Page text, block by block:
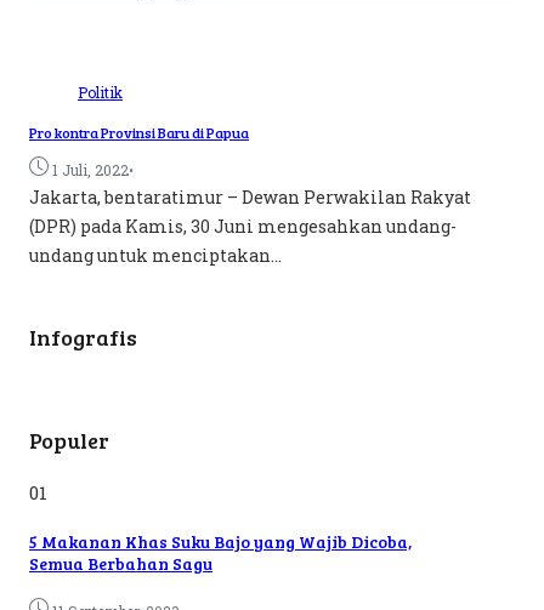
Politik
Pro kontra Provinsi Baru di Papua
1 Juli, 2022•
Jakarta, bentaratimur – Dewan Perwakilan Rakyat
(DPR) pada Kamis, 30 Juni mengesahkan undang-
undang untuk menciptakan...
Infografis
Populer
01
5 Makanan Khas Suku Bajo yang Wajib Dicoba,
Semua Berbahan Sagu